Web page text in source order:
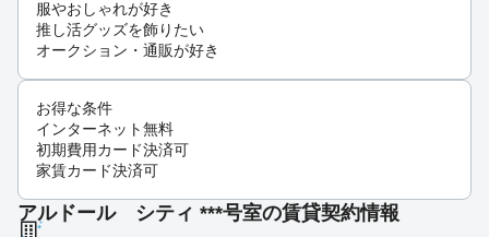
服やおしゃれが好き
推し活グッズを飾りたい
オークション・通販が好き
お得な条件
インターネット無料
初期費用カード決済可
家賃カード決済可
アルドール シティ ***号室の賃貸契約情報